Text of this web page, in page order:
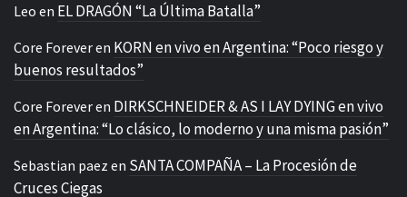
Leo en EL DRAGÓN “La Última Batalla”
Core Foreveren KORN en vivo en Argentina: “Poco riesgo y
buenos resultados”
Core Foreveren DIRKSCHNEIDER & AS I LAY DYING en vivo
en Argentina: “Lo clásico, lo moderno y una misma pasión”
Sebastian paez en SANTA COMPAÑA – La Procesión de
Cruces Ciegas